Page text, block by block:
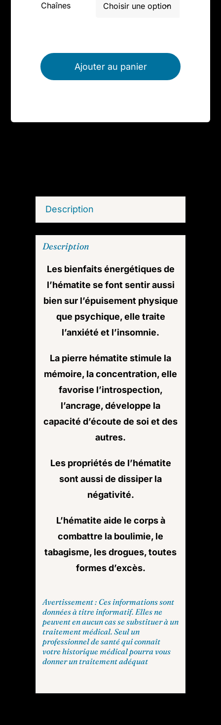
Chaînes 
de
Ajouter au panier
Description
Description
Les bienfaits énergétiques de
l’hématite se font sentir aussi
bien sur l’épuisement physique
que psychique, elle traite
l’anxiété et l’insomnie.
La pierre hématite stimule la
mémoire, la concentration, elle
favorise l’introspection,
l’ancrage, développe la
capacité d’écoute de soi et des
autres.
Les propriétés de l’hématite
sont aussi de dissiper la
négativité.
L’hématite aide le corps à
combattre la boulimie, le
tabagisme, les drogues, toutes
formes d’excès.
Avertissement : Ces informations sont
données à titre informatif. Elles ne
peuvent en aucun cas se substituer à un
traitement médical. Seul un
professionnel de santé qui connaît
votre historique médical pourra vous
donner un traitement adéquat